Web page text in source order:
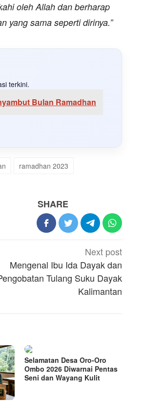
oleh Allah dan berharap
yang sama seperti dirinya.”
terkini.
Bulan Ramadhan
ramadhan 2023
SHARE
Next post
Mengenal Ibu Ida Dayak dan
Tulang Suku Dayak
Kalimantan
Selamatan Desa Oro-Oro
Ombo 2026 Diwarnai Pentas
Seni dan Wayang Kulit